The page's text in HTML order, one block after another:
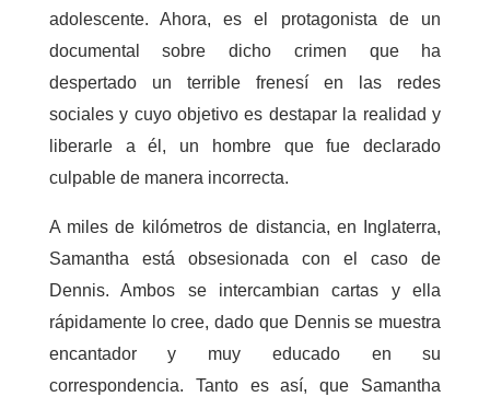
adolescente. Ahora, es el protagonista de un
documental sobre dicho crimen que ha
despertado un terrible frenesí en las redes
sociales y cuyo objetivo es destapar la realidad y
liberarle a él, un hombre que fue declarado
culpable de manera incorrecta.
A miles de kilómetros de distancia, en Inglaterra,
Samantha está obsesionada con el caso de
Dennis. Ambos se intercambian cartas y ella
rápidamente lo cree, dado que Dennis se muestra
encantador y muy educado en su
correspondencia. Tanto es así, que Samantha